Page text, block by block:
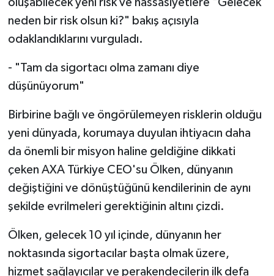
oluşabilecek yeni risk ve hassasiyetlere "Gelecek
neden bir risk olsun ki?" bakış açısıyla
odaklandıklarını vurguladı.
- "Tam da sigortacı olma zamanı diye
düşünüyorum"
Birbirine bağlı ve öngörülemeyen risklerin olduğu
yeni dünyada, korumaya duyulan ihtiyacın daha
da önemli bir misyon haline geldiğine dikkati
çeken AXA Türkiye CEO'su Ölken, dünyanın
değiştiğini ve dönüştüğünü kendilerinin de aynı
şekilde evrilmeleri gerektiğinin altını çizdi.
Ölken, gelecek 10 yıl içinde, dünyanın her
noktasında sigortacılar başta olmak üzere,
hizmet sağlayıcılar ve perakendecilerin ilk defa